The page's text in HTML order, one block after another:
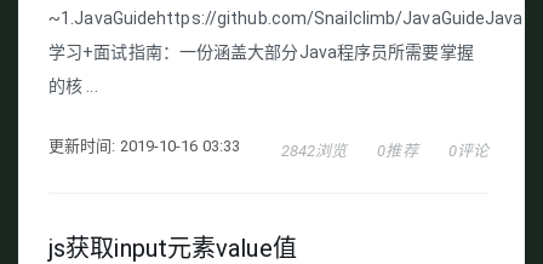
~1.JavaGuidehttps://github.com/Snailclimb/JavaGuideJava
学习+面试指南：一份涵盖大部分Java程序员所需要掌握
的核 ...
更新时间: 2019-10-16 03:33 2842浏览 0推荐 0评论
js获取input元素value值